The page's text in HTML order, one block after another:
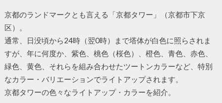
京都のランドマークとも言える「京都タワー」（京都市下京
区）。
通常、日没頃から24時（翌0時）まで塔体が白色に照らされま
すが、年に何度か、紫色、桃色（桜色）、橙色、青色、赤色、
緑色、黄色、それらを組み合わせたツートンカラーなど、特別
なカラー・バリエーションでライトアップされます。
京都タワーの色々なライトアップ・カラーを紹介。